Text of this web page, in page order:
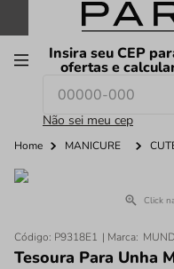
FRETE GRÁTIS
Insira seu CEP
ofertas e
Não sei meu cep
O que você
Home MANICURE
Click
Código: P9318E1
Tesoura Para Unha